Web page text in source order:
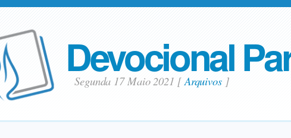
Devocional
Segunda 17 Maio 2021 [Arquivos]